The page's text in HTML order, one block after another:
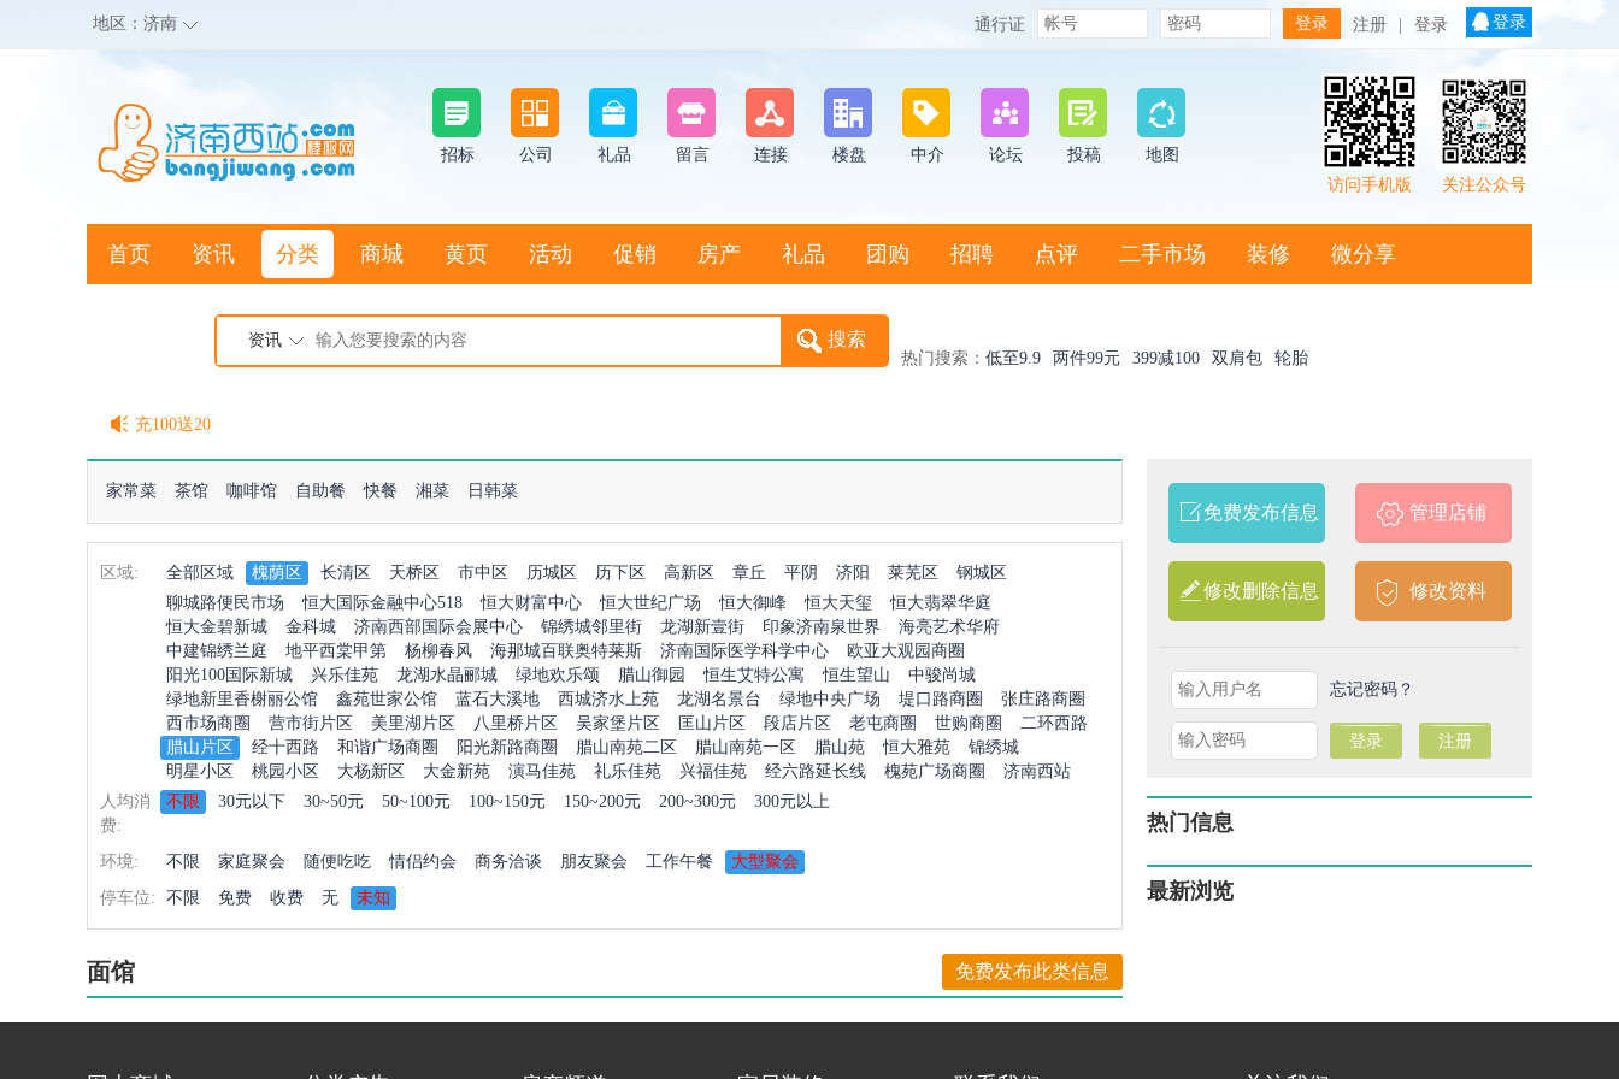
地区： 济南 通行证 注册 登录 登录
招标 公司 礼品 留言 连接 楼盘 中介 论坛 投稿
地图
关注公众号
访问手机版
首页 资讯 分类 商城 黄页 活动 促销 房产 礼品 团购 招聘 点评 二手市场 装修 微分享
资讯
热门搜索： 低至9.9 两件99元 399减100 双肩包 轮胎
棒极网点卡充值请联系客服
充100送20
家常菜 茶馆 咖啡馆 自助餐 快餐 湘菜 日韩菜
区域: 全部区域 槐荫区 长清区 天桥区 市中区 历城区 历下区 高新区 章丘 平阴 济阳 莱芜区
钢城区
聊城路便民市场
恒大国际金融中心518 恒大财富中心 恒大世纪广场 恒大御峰 恒大天玺
恒大翡翠华庭
恒大金碧新城
金科城 济南西部国际会展中心 锦绣城邻里街 龙湖新壹街 印象济南泉世界
海亮艺术华府
中建锦绣兰庭
地平西棠甲第 杨柳春风 海那城百联奥特莱斯 济南国际医学科学中心
欧亚大观园商圈
阳光100国际新城
兴乐佳苑 龙湖水晶郦城 绿地欢乐颂 腊山御园 恒生艾特公寓 恒生望山
中骏尚城
绿地新里香榭丽公馆
鑫苑世家公馆 蓝石大溪地 西城济水上苑 龙湖名景台 绿地中央广场 堤口路商圈
张庄路商圈
西市场商圈
营市街片区 美里湖片区 八里桥片区 吴家堡片区 匡山片区 段店片区 老屯商圈 世购商圈
二环西路
腊山片区
经十西路 和谐广场商圈 阳光新路商圈 腊山南苑二区 腊山南苑一区 腊山苑 恒大雅苑
锦绣城
明星小区
桃园小区 大杨新区 大金新苑 演马佳苑 礼乐佳苑 兴福佳苑 经六路延长线 槐苑广场商圈
济南西站
人均消
费:
不限 30元以下 30~50元 50~100元 100~150元 150~200元 200~300元 300元以上
环境: 不限 家庭聚会 随便吃吃 情侣约会 商务洽谈 朋友聚会 工作午餐
大型聚会
停车位:
不限 免费 收费 无 未知
面馆 免费发布此类信息
免费发布信息 管理店铺
修改删除信息 修改资料
忘记密码？
热门信息
最新浏览